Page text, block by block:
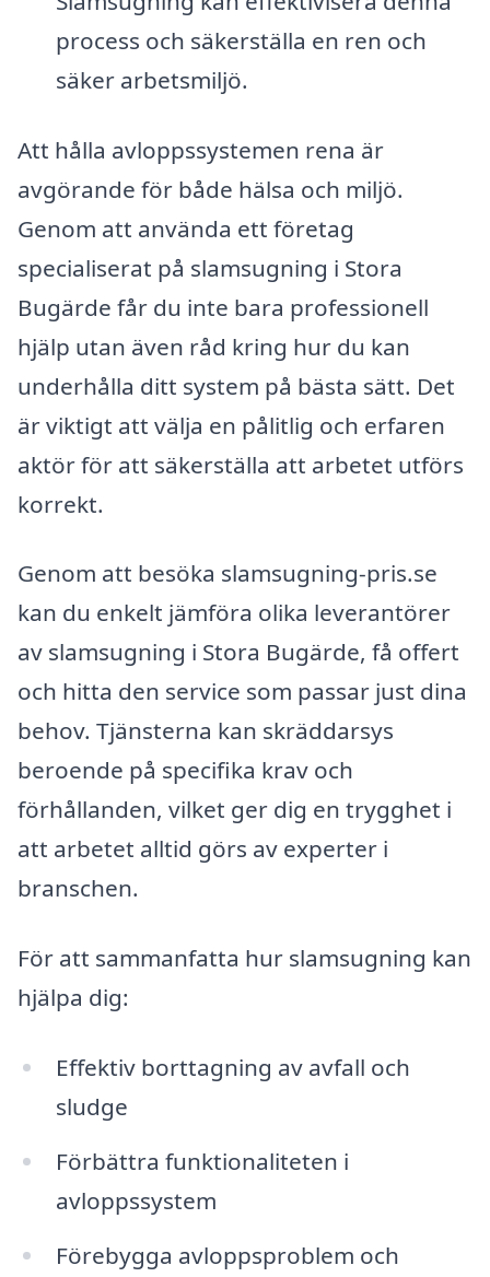
process och säkerställa en ren och
säker arbetsmiljö.
Att hålla avloppssystemen rena är
avgörande för både hälsa och miljö.
Genom att använda ett företag
specialiserat på slamsugning i Stora
Bugärde får du inte bara professionell
hjälp utan även råd kring hur du kan
underhålla ditt system på bästa sätt. Det
är viktigt att välja en pålitlig och erfaren
aktör för att säkerställa att arbetet utförs
korrekt.
Genom att besöka slamsugning-pris.se
kan du enkelt jämföra olika leverantörer
av slamsugning i Stora Bugärde, få offert
och hitta den service som passar just dina
behov. Tjänsterna kan skräddarsys
beroende på specifika krav och
förhållanden, vilket ger dig en trygghet i
att arbetet alltid görs av experter i
branschen.
För att sammanfatta hur slamsugning kan
hjälpa dig:
Effektiv borttagning av avfall och
sludge
Förbättra funktionaliteten i
avloppssystem
Förebygga avloppsproblem och